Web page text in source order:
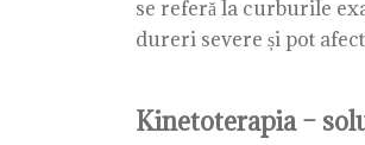
se referă la curburile
dureri severe și pot
Kinetoterapia –